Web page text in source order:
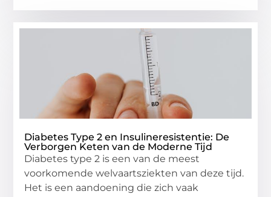
Diabetes Type 2 en Insulineresistentie: De
Verborgen Keten van de Moderne Tijd
Diabetes type 2 is een van de meest
voorkomende welvaartsziekten van deze tijd.
Het is een aandoening die zich vaak